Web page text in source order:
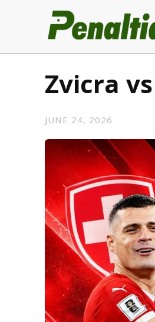
Zvicra
JUNE 24, 2026